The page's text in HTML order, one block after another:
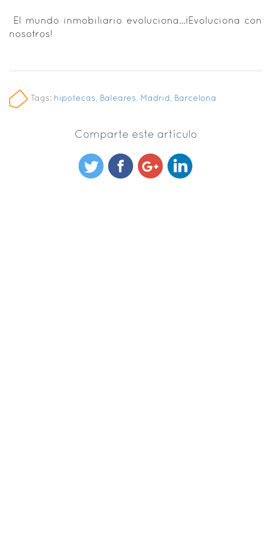
El mundo inmobiliario evoluciona…¡Evoluciona con
nosotros!
Tags: hipotecas, Baleares, Madrid, Barcelona
Comparte este artículo